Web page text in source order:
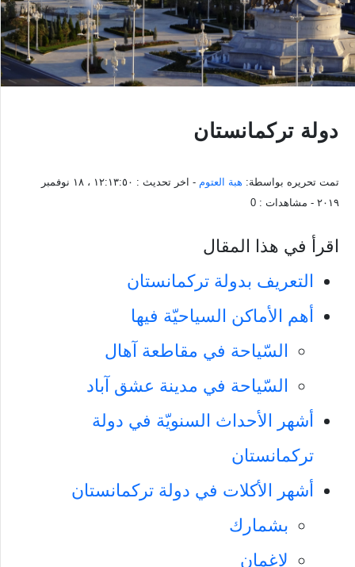
دولة تركمانستان
تمت تحريره بواسطة: هبة العتوم - اخر تحديث :
١٢:١٣:٥٠ ، ١٨ نوفمبر
٢٠١٩ - مشاهدات : 0
اقرأ في هذا المقال
التعريف بدولة تركمانستان
أهم الأماكن السياحيّة فيها
السّياحة في مقاطعة آهال
السّياحة في مدينة عشق آباد
أشهر الأحداث السنويّة في دولة
تركمانستان
أشهر الأكلات في دولة تركمانستان
بشمارك
لاغمان